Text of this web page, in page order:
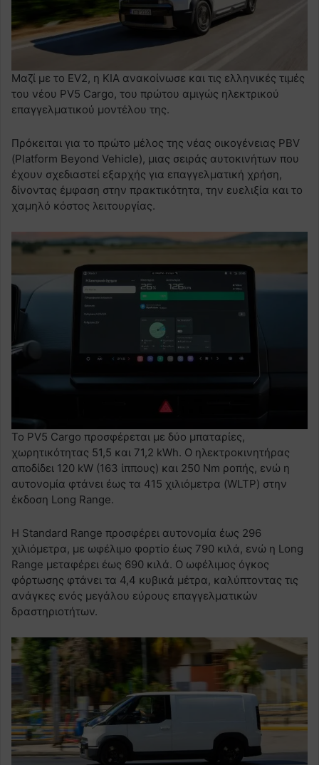
Μαζί με το EV2, η KIA ανακοίνωσε και τις ελληνικές τιμές
του νέου PV5 Cargo, του πρώτου αμιγώς ηλεκτρικού
επαγγελματικού μοντέλου της.
Πρόκειται για το πρώτο μέλος της νέας οικογένειας PBV
(Platform Beyond Vehicle), μιας σειράς αυτοκινήτων που
έχουν σχεδιαστεί εξαρχής για επαγγελματική χρήση,
δίνοντας έμφαση στην πρακτικότητα, την ευελιξία και το
χαμηλό κόστος λειτουργίας.
Το PV5 Cargo προσφέρεται με δύο μπαταρίες,
χωρητικότητας 51,5 και 71,2 kWh. Ο ηλεκτροκινητήρας
αποδίδει 120 kW (163 ίππους) και 250 Nm ροπής, ενώ η
αυτονομία φτάνει έως τα 415 χιλιόμετρα (WLTP) στην
έκδοση Long Range.
Η Standard Range προσφέρει αυτονομία έως 296
χιλιόμετρα, με ωφέλιμο φορτίο έως 790 κιλά, ενώ η Long
Range μεταφέρει έως 690 κιλά. Ο ωφέλιμος όγκος
φόρτωσης φτάνει τα 4,4 κυβικά μέτρα, καλύπτοντας τις
ανάγκες ενός μεγάλου εύρους επαγγελματικών
δραστηριοτήτων.